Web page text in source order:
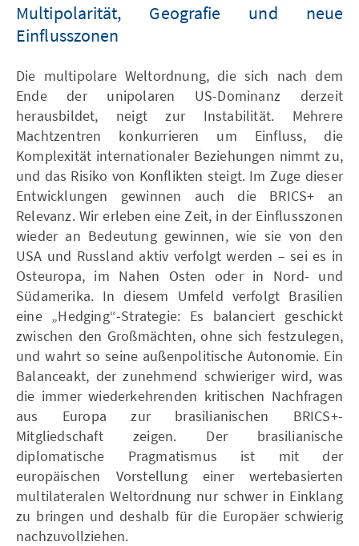
Multipolarität, Geografie und neue
Einflusszonen
Die multipolare Weltordnung, die sich nach dem
Ende der unipolaren US-Dominanz derzeit
herausbildet, neigt zur Instabilität. Mehrere
Machtzentren konkurrieren um Einfluss, die
Komplexität internationaler Beziehungen nimmt zu,
und das Risiko von Konflikten steigt. Im Zuge dieser
Entwicklungen gewinnen auch die BRICS+ an
Relevanz. Wir erleben eine Zeit, in der Einflusszonen
wieder an Bedeutung gewinnen, wie sie von den
USA und Russland aktiv verfolgt werden – sei es in
Osteuropa, im Nahen Osten oder in Nord- und
Südamerika. In diesem Umfeld verfolgt Brasilien
eine „Hedging“-Strategie: Es balanciert geschickt
zwischen den Großmächten, ohne sich festzulegen,
und wahrt so seine außenpolitische Autonomie. Ein
Balanceakt, der zunehmend schwieriger wird, was
die immer wiederkehrenden kritischen Nachfragen
aus Europa zur brasilianischen BRICS+-
Mitgliedschaft zeigen. Der brasilianische
diplomatische Pragmatismus ist mit der
europäischen Vorstellung einer wertebasierten
multilateralen Weltordnung nur schwer in Einklang
zu bringen und deshalb für die Europäer schwierig
nachzuvollziehen.